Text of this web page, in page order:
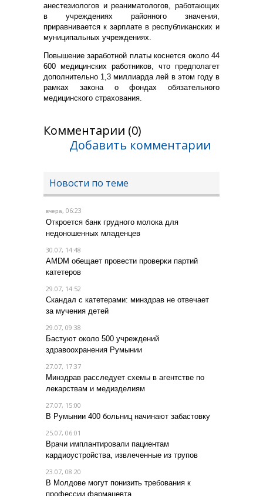
анестезиологов и реаниматологов, работающих
в учреждениях районного значения,
приравнивается к зарплате в республиканских и
муниципальных учреждениях.
Повышение заработной платы коснется около 44
600 медицинских работников, что предполагет
дополнительно 1,3 миллиарда лей в этом году в
рамках закона о фондах обязательного
медицинского страхования.
Комментарии (0)
Добавить комментарии
Новости по теме
вчера, 06:23
Откроется банк грудного молока для
недоношенных младенцев
30.07, 14:48
AMDM обещает провести проверки партий
катетеров
29.07, 14:52
Скандал с катетерами: минздрав не отвечает
за мучения детей
29.07, 09:38
Бастуют около 500 учреждений
здравоохранения Румынии
27.07, 17:37
Минздрав расследует схемы в агентстве по
лекарствам и медизделиям
27.07, 15:00
В Румынии 400 больниц начинают забастовку
25.07, 06:01
Врачи имплантировали пациентам
кардиоустройства, извлеченные из трупов
23.07, 08:20
В Молдове могут понизить требования к
профессии фармацевта